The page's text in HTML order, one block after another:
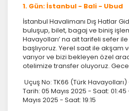
1. Gün: İstanbul - Bali - Ubud
İstanbul Havalimanı Dış Hatlar
buluşup, bilet, bagaj ve biniş
Havayolları’ na ait tarifeli sefer
başlıyoruz. Yerel saat ile akşam
varıyor ve bizi bekleyen özel
otelimize transfer oluyoruz.
Uçuş No: TK66 (Türk
Tarih: 05 Mayıs 2025 - Saat:
Mayıs 2025 - Saat: 19:15